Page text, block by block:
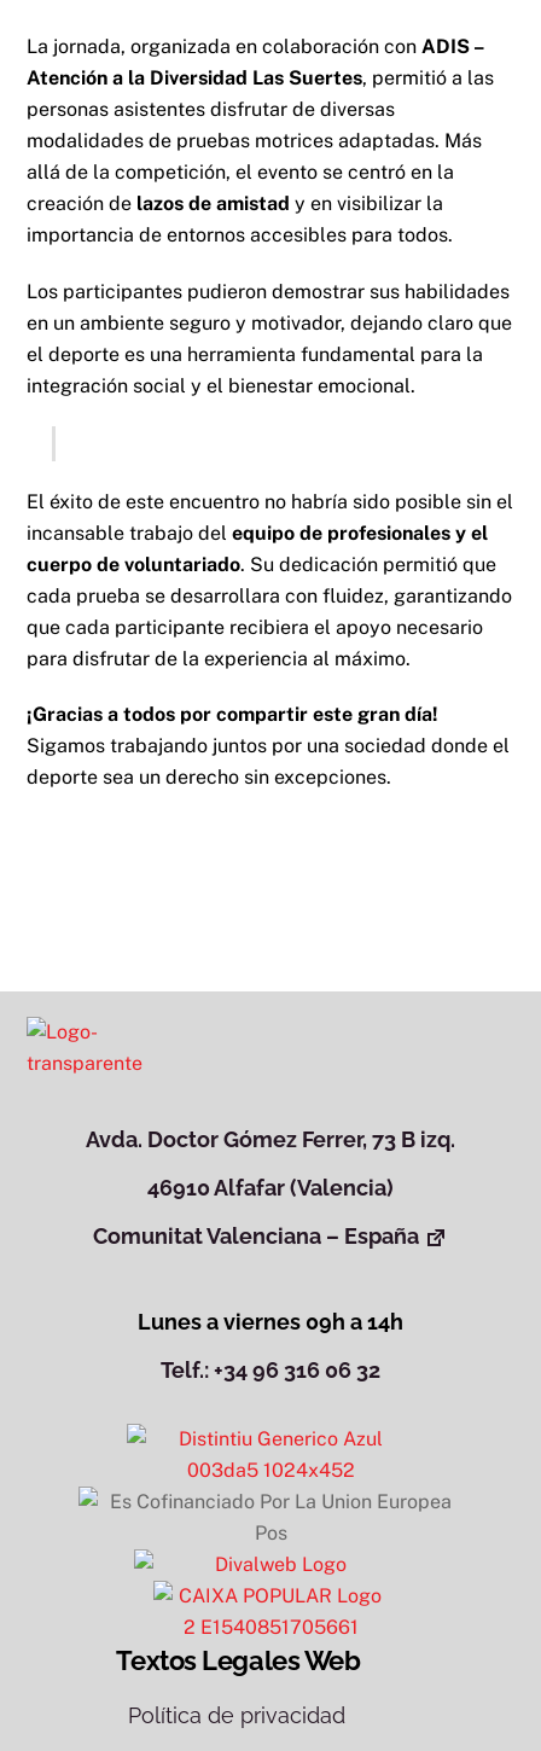
La jornada, organizada en colaboración con ADIS –
Atención a la Diversidad Las Suertes, permitió a las
personas asistentes disfrutar de diversas
modalidades de pruebas motrices adaptadas. Más
allá de la competición, el evento se centró en la
creación de lazos de amistad y en visibilizar la
importancia de entornos accesibles para todos.
Los participantes pudieron demostrar sus habilidades
en un ambiente seguro y motivador, dejando claro que
el deporte es una herramienta fundamental para la
integración social y el bienestar emocional.
El éxito de este encuentro no habría sido posible sin el
incansable trabajo delequipo de profesionales y el
cuerpo de voluntariado. Su dedicación permitió que
cada prueba se desarrollara con fluidez, garantizando
que cada participante recibiera el apoyo necesario
para disfrutar de la experiencia al máximo.
¡Gracias a todos por compartir este gran día!
Sigamos trabajando juntos por una sociedad donde el
deporte sea un derecho sin excepciones.
Avda. Doctor Gómez Ferrer, 73 B izq.
46910 Alfafar (Valencia)
Comunitat Valenciana – España
Lunes a viernes 09h a 14h
Telf.: +34 96 316 06 32
Textos Legales Web
Política de privacidad